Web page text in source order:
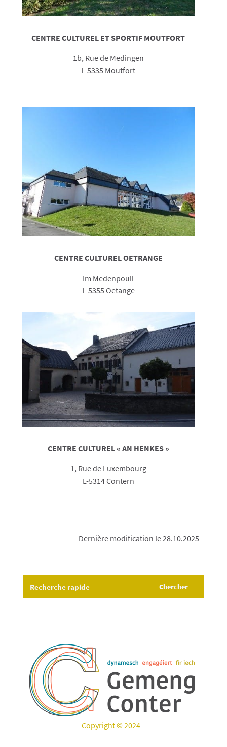
CENTRE CULTUREL ET SPORTIF MOUTFORT
1b, Rue de Medingen
L-5335 Moutfort
CENTRE CULTUREL OETRANGE
Im Medenpoull
L-5355 Oetange
CENTRE CULTUREL « AN HENKES »
1, Rue de Luxembourg
L-5314 Contern
Dernière modification le 28.10.2025
Copyright © 2024